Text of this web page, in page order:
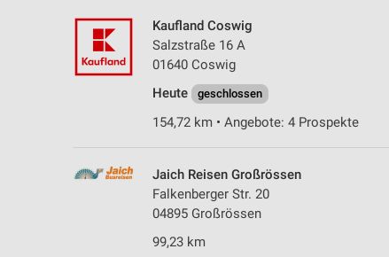
Kaufland Coswig
Salzstraße 16 A
01640 Coswig
Heute
geschlossen
154,72 km • Angebote: 4 Prospekte
Jaich Reisen Großrössen
Falkenberger Str. 20
04895 Großrössen
99,23 km